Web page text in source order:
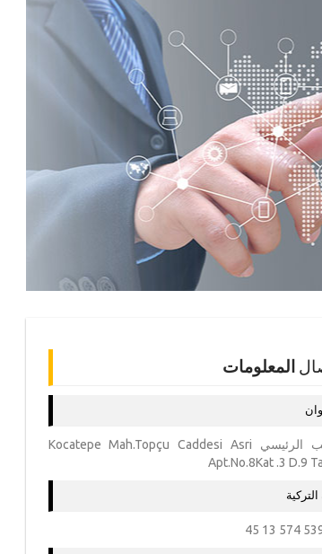
المعلومات
المكتب الرئيسي Kocatepe Mah.Topçu Caddesi Asri
Apt.No.8Kat .3 D.9
التركية